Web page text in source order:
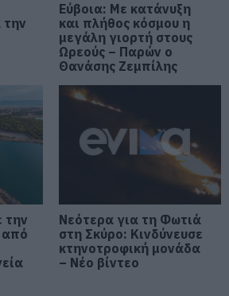
στην Εύβοια:
κεφάλι του
τη Σύμη
να
και
αξίας
την
Εύβοια: Με κατάνυξη
και πλήθος κόσμου η
μεγάλη γιορτή στους
Ωρεούς – Παρών ο
Θανάσης Ζεμπίλης
την
από
Νεότερα για τη Φωτιά
στη Σκύρο: Κινδύνευσε
κτηνοτροφική μονάδα
– Νέο βίντεο